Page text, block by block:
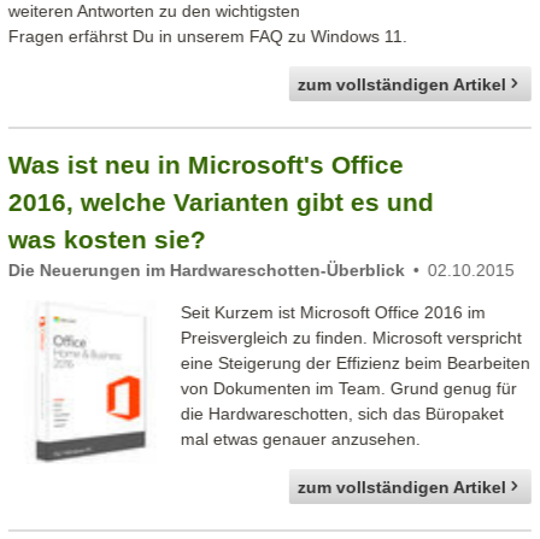
weiteren Antworten zu den wichtigsten
Fragen erfährst Du in unserem FAQ zu Windows 11.
zum vollständigen Artikel
Was ist neu in Microsoft's Office
2016, welche Varianten gibt es und
was kosten sie?
Die Neuerungen im Hardwareschotten-Überblick 02.10.2015
Seit Kurzem ist Microsoft Office 2016 im
Preisvergleich zu finden. Microsoft verspricht
eine Steigerung der Effizienz beim Bearbeiten
von Dokumenten im Team. Grund genug für
die Hardwareschotten, sich das Büropaket
mal etwas genauer anzusehen.
zum vollständigen Artikel